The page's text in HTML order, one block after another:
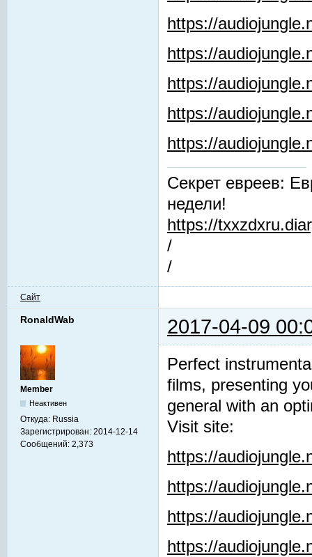
https://
https://
https://
https://
https://
Секрет евреев:
недели!
https://
/
/
Сайт
RonaldWab 2017-04-09
Member
Неактивен
Откуда: Russia
Зарегистрирован: 2014-12-14
Сообщений: 2,373
Perfect
films, presenting
general with an
Visit site:
https://
https://
https://
https://